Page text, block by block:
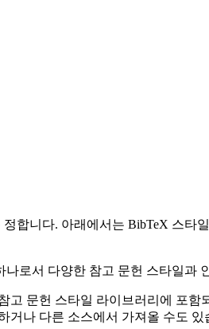
합니다. 아래에서는 BibTeX 스타
로서 다양한 참고 문헌 스타일과
고 문헌 스타일 라이브러리에 포
거나 다른 소스에서 가져올 수도 있